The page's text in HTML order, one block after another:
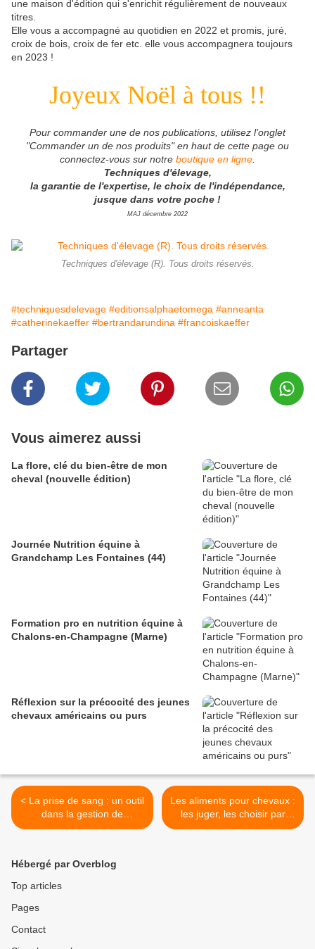
une maison d'édition qui s'enrichit régulièrement de nouveaux
titres.
Elle vous a accompagné au quotidien en 2022 et promis, juré,
croix de bois, croix de fer etc. elle vous accompagnera toujours
en 2023 !
Joyeux Noël à tous !!
Pour commander une de nos publications, utilisez l’onglet
"Commander un de nos produits" en haut de cette page ou
connectez-vous sur notre boutique en ligne
Techniques d'élevage,
la garantie de l'expertise, le choix de l'indépendance,
jusque dans votre poche !
MAJ décembre 2022
Techniques d'élevage (R). Tous droits réservés.
#techniquesdelevage #editionsalphaetomega #anneanta
#catherinekaeffer #bertrandarundina #francoiskaeffer
Partager
Vous aimerez aussi
La flore, clé du bien-être de mon
cheval (nouvelle édition)
Journée Nutrition équine à
Grandchamp Les Fontaines (44)
Formation pro en nutrition équine à
Chalons-en-Champagne (Marne)
Réflexion sur la précocité des jeunes
chevaux américains ou purs
< La prise de sang : un outil
dans la gestion de
l'alimentation du cheval.
Les aliments pour chevaux :
les juger, les choisir par
Techniques d'élevage >
Hébergé par Overblog
Top articles
Pages
Contact